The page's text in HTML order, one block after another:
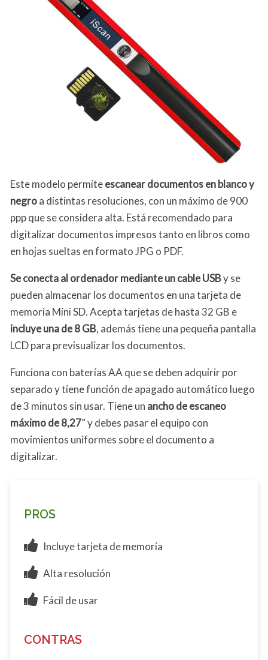
Este modelo permiteescanear documentos en blanco y
negroa distintas resoluciones, con un máximo de 900
ppp que se considera alta. Está recomendado para
digitalizar documentos impresos tanto en libros como
en hojas sueltas en formato JPG o PDF.
Se conecta al ordenador mediante un cable USBy se
pueden almacenar los documentos en una tarjeta de
memoria Mini SD. Acepta tarjetas de hasta 32 GB e
incluye una de 8 GB, además tiene una pequeña pantalla
LCD para previsualizar los documentos.
Funciona con baterías AA que se deben adquirir por
separado y tiene función de apagado automático luego
de 3 minutos sin usar. Tiene un ancho de escaneo
máximo de 8,27” y debes pasar el equipo con
movimientos uniformes sobre el documento a
digitalizar.
PROS
Incluye tarjeta de memoria
Alta resolución
Fácil de usar
CONTRAS